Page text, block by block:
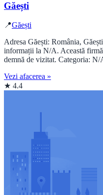
Găești
📍Găești
Adresa Găești: România,
informații la N/A. Această
demnă de vizitat. Categoria:
Vezi afacerea »
★ 4.4